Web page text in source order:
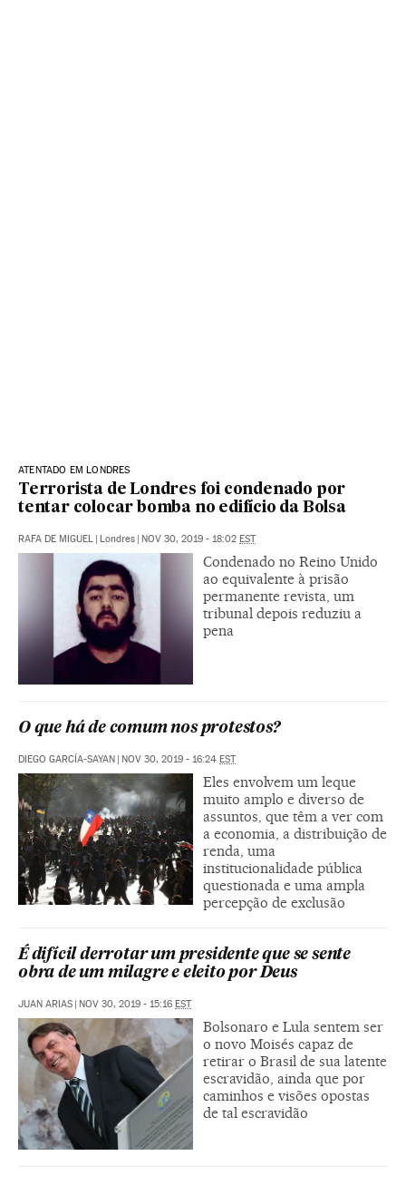
ATENTADO EM LONDRES
Terrorista de Londres foi condenado por
tentar colocar bomba no edifício da Bolsa
RAFA DE MIGUEL Londres NOV 30, 2019 - 18:02 EST
Condenado no Reino Unido
ao equivalente à prisão
permanente revista, um
tribunal depois reduziu a
pena
O que há de comum nos protestos?
DIEGO GARCÍA-SAYAN NOV 30, 2019 - 16:24 EST
Eles envolvem um leque
muito amplo e diverso de
assuntos, que têm a ver com
a economia, a distribuição de
renda, uma
institucionalidade pública
questionada e uma ampla
percepção de exclusão
É difícil derrotar um presidente que se sente
obra de um milagre e eleito por Deus
JUAN ARIAS NOV 30, 2019 - 15:16 EST
Bolsonaro e Lula sentem ser
o novo Moisés capaz de
retirar o Brasil de sua latente
escravidão, ainda que por
caminhos e visões opostas
de tal escravidão